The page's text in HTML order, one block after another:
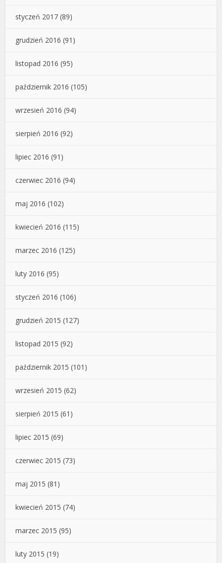
styczeń 2017 (89)
grudzień 2016 (91)
listopad 2016 (95)
październik 2016 (105)
wrzesień 2016 (94)
sierpień 2016 (92)
lipiec 2016 (91)
czerwiec 2016 (94)
maj 2016 (102)
kwiecień 2016 (115)
marzec 2016 (125)
luty 2016 (95)
styczeń 2016 (106)
grudzień 2015 (127)
listopad 2015 (92)
październik 2015 (101)
wrzesień 2015 (62)
sierpień 2015 (61)
lipiec 2015 (69)
czerwiec 2015 (73)
maj 2015 (81)
kwiecień 2015 (74)
marzec 2015 (95)
luty 2015 (19)